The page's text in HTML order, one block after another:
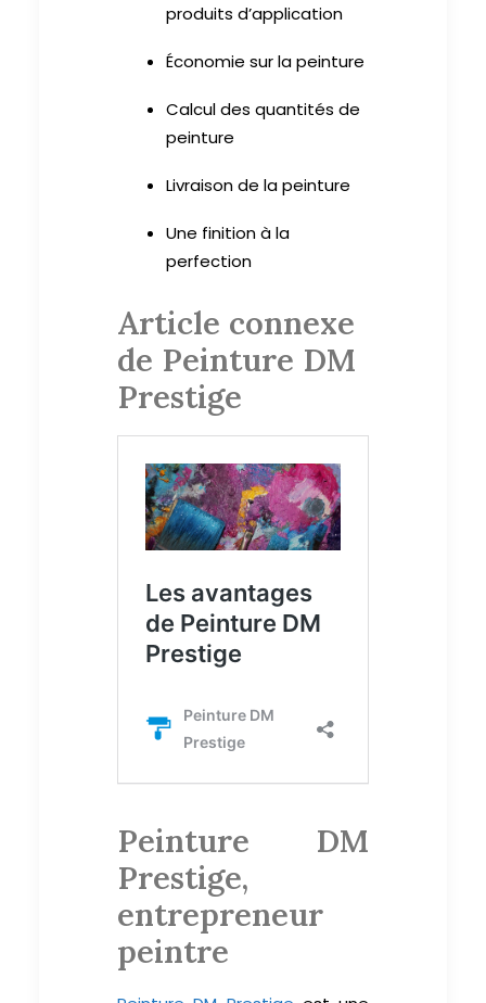
produits d’application
Économie sur la peinture
Calcul des quantités de
peinture
Livraison de la peinture
Une finition à la
perfection
Article connexe
de Peinture DM
Prestige
Peinture DM
Prestige,
entrepreneur
peintre